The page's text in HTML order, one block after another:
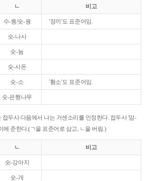
ㄴ 비고
수-퀑/숫-꿩 '장끼'도 표준어임.
숫-나사
숫-놈
숫-사돈
숫-소 '황소'도 표준어임.
숫-은행나무
접두사 다음에서 나는 거센소리를 인정한다. 접두사 '암-
에 준한다.(ㄱ을 표준어로 삼고, ㄴ을 버림.)
ㄴ 비고
숫-강아지
숫-개